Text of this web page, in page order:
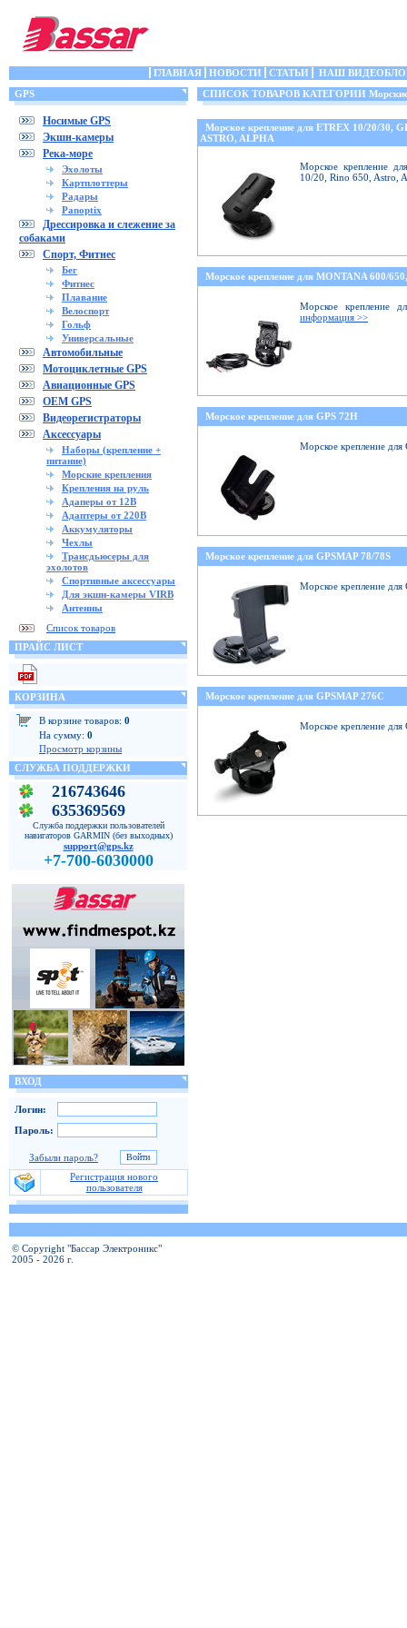
ГЛАВНАЯ НОВОСТИ СТАТЬИ
НАШ
GPS
Носимые GPS
Экшн-камеры
Река-море
Эхолоты
Картплоттеры
Радары
Panoptix
Дрессировка и слежение за
собаками
Спорт, Фитнес
Бег
Фитнес
Плавание
Велоспорт
Гольф
Универсальные
Автомобильные
Мотоциклетные GPS
Авиационные GPS
OEM GPS
Видеорегистраторы
Аксессуары
Наборы (крепление +
питание)
Морские крепления
Крепления на руль
Адаперы от 12В
Адаптеры от 220В
Аккумуляторы
Чехлы
Трансдьюсеры для
эхолотов
Спортивные аксессуары
Для экшн-камеры VIRB
Антенны
Список товаров
ПРАЙС ЛИСТ
КОРЗИНА
В корзине товаров: 0
На сумму: 0
Просмотр корзины
СЛУЖБА ПОДДЕРЖКИ
216743646
635369569
Служба поддержки пользователей
навигаторов GARMIN (без выходных)
support@gps.kz
+7-700-6030000
ВХОД
Логин:
Пароль:
Забыли пароль?
Регистрация нового
пользователя
СПИСОК ТОВАРОВ КАТЕГОРИИ Морские
Морское крепление для ETREX 10/20/30,
ASTRO, ALPHA
Морское крепление
10/20, Rino 650, Astro,
Морское крепление для MONTANA 600/
Морское крепление
информация >>
Морское крепление для GPS 72H
Морское крепление
Морское крепление для GPSMAP 78/78S
Морское крепление
Морское крепление для GPSMAP 276C
Морское крепление
© Copyright "Бассар Электроникс"
2005 - 2026 г.